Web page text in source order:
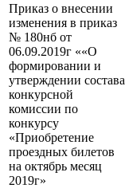
Приказ о внесении
изменения в приказ
№ 180нб от
06.09.2019г ««О
формировании и
утверждении состава
конкурсной
комиссии по
конкурсу
«Приобретение
проездных билетов
на октябрь месяц
2019г»